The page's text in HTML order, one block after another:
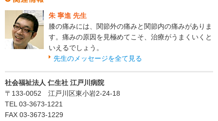
朱 寧進 先生
膝の痛みには、関節外の痛みと関節内の痛みがありま
す。痛みの原因を見極めてこそ、治療がうまくいくと
いえるでしょう。
先生のメッセージを全て見る
社会福祉法人 仁生社 江戸川病院
〒133-0052 江戸川区東小岩2-24-18
TEL 03-3673-1221
FAX 03-3673-1229